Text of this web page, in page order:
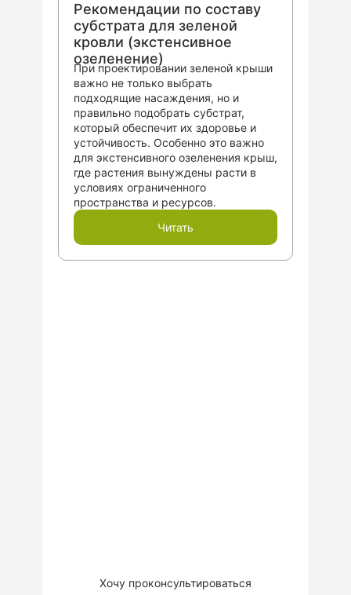
Рекомендации по составу
субстрата для зеленой
кровли (экстенсивное
озеленение)
При проектировании зеленой крыши
важно не только выбрать
подходящие насаждения, но и
правильно подобрать субстрат,
который обеспечит их здоровье и
устойчивость. Особенно это важно
для экстенсивного озеленения крыш,
где растения вынуждены расти в
условиях ограниченного
пространства и ресурсов.
Читать
Хочу проконсультироваться